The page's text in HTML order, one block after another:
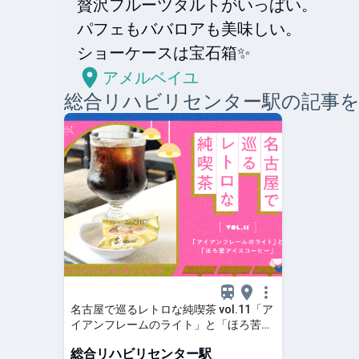
贅沢フルーツタルトがいっぱい。
パフェもババロアも美味しい。
ショーケースは宝石箱✨
アメルベイユ
総合リハビリセンター駅の記事
名古屋で巡るレトロな純喫茶 vol.11「ア
イアンフレームのライト」と「ほろ苦ア
総合リハビリセンター駅